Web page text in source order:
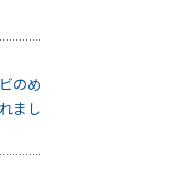
のめ
まし